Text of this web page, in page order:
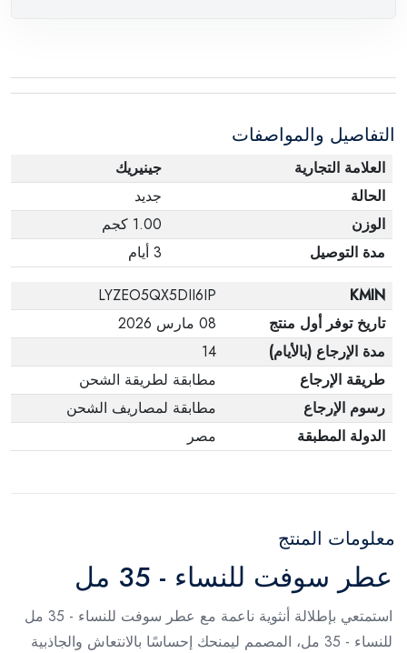
التفاصيل والمواصفات
العلامة التجارية
جينيريك
الحالة
جديد
الوزن
1.00 كجم
مدة التوصيل
3 أيام
KMIN
LYZEO5QX5DII6IP
تاريخ توفر أول منتج
08 مارس 2026
مدة الإرجاع (بالأيام)
14
طريقة الإرجاع
مطابقة لطريقة الشحن
رسوم الإرجاع
مطابقة لمصاريف الشحن
الدولة المطبقة
مصر
معلومات المنتج
عطر سوفت للنساء - 35 مل
استمتعي بإطلالة أنثوية ناعمة مع عطر سوفت للنساء - 35 مل
للنساء - 35 مل، المصمم ليمنحك إحساسًا بالانتعاش والجاذبية